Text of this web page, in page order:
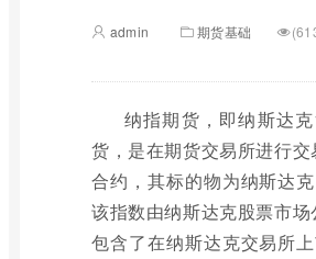
admin 期货基础
纳指期货，即纳斯达
货，是在期货交易所进行
合约，其标的物为纳斯达克
该指数由纳斯达克股票市场
包含了在纳斯达克交易所